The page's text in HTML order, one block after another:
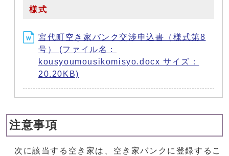
様式
宮代町空き家バンク交渉申込書（様式第8
号） (ファイル名：
kousyoumousikomisyo.docx サイズ：
20.20KB)
注意事項
次に該当する空き家は、空き家バンクに登録するこ